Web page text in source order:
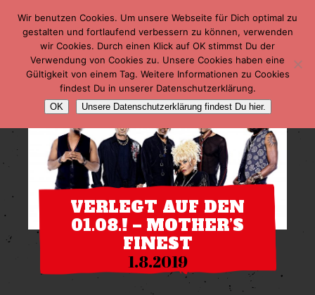
VERLEGT AUF DEN
01.08.! – MOTHER’S
FINEST
1.8.2019
Wir benutzen Cookies. Um unsere Webseite für Dich optimal zu
gestalten und fortlaufend verbessern zu können, verwenden
wir Cookies. Durch einen Klick auf OK stimmst Du der
Verwendung von Cookies zu. Unsere Cookies haben eine
Gültigkeit von einem Tag. Weitere Informationen zu Cookies
findest Du in unserer Datenschutzerklärung.
OK Unsere Datenschutzerklärung findest Du hier.